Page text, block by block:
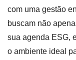
com uma gestão
buscam não
sua agenda ESG,
o ambiente ideal